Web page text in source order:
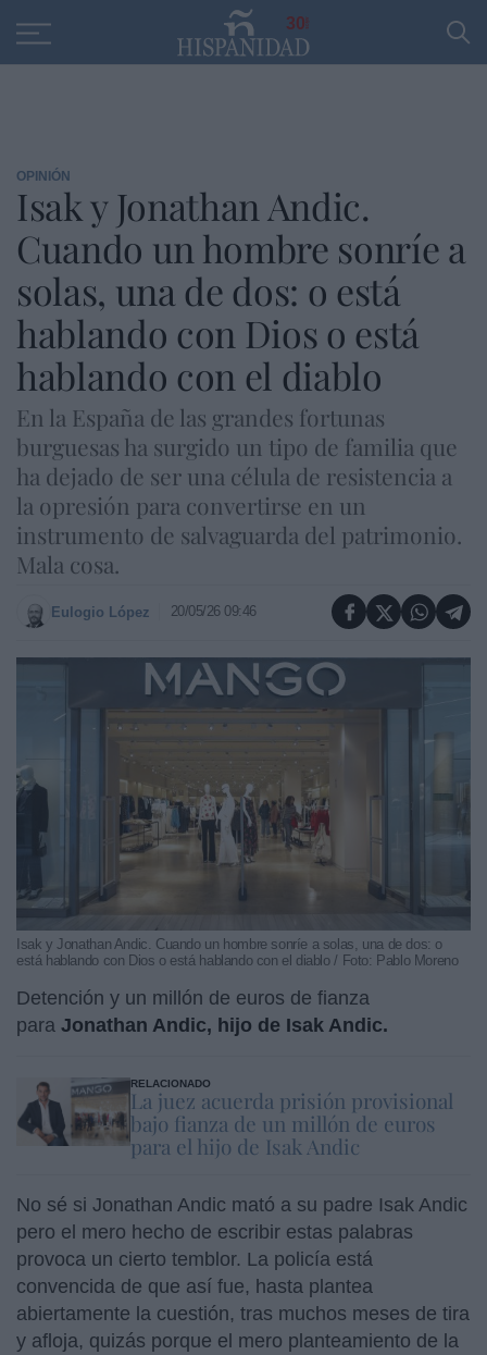
30
OPINIÓN
Isak y Jonathan Andic.
Cuando un hombre sonríe a
solas, una de dos: o está
hablando con Dios o está
hablando con el diablo
En la España de las grandes fortunas
burguesas ha surgido un tipo de familia que
ha dejado de ser una célula de resistencia a
la opresión para convertirse en un
instrumento de salvaguarda del patrimonio.
Mala cosa.
Eulogio López 20/05/26 09:46
Isak y Jonathan Andic. Cuando un hombre sonríe a solas, una de dos: o
está hablando con Dios o está hablando con el diablo / Foto: Pablo Moreno
Detención y un millón de euros de fianza
para Jonathan Andic, hijo de Isak Andic.
RELACIONADO
La juez acuerda prisión provisional
bajo fianza de un millón de euros
para el hijo de Isak Andic
No sé si Jonathan Andic mató a su padre Isak Andic
pero el mero hecho de escribir estas palabras
provoca un cierto temblor. La policía está
convencida de que así fue, hasta plantea
abiertamente la cuestión, tras muchos meses de tira
y afloja, quizás porque el mero planteamiento de la